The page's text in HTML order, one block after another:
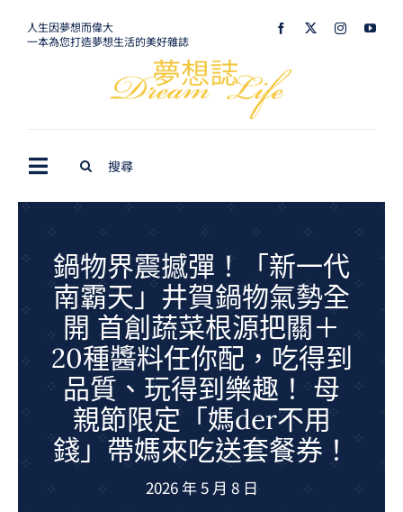
人生因夢想而偉大
一本為您打造夢想生活的美好雜誌
Toggle
Navigation
生活美學
室內設計
夢想旅遊
GCU大賽
鍋物界震撼彈！「新一代
南霸天」井賀鍋物氣勢全
開 首創蔬菜根源把關＋
20種醬料任你配，吃得到
品質、玩得到樂趣！ 母
親節限定「媽der不用
錢」帶媽來吃送套餐券！
2026 年 5 月 8 日